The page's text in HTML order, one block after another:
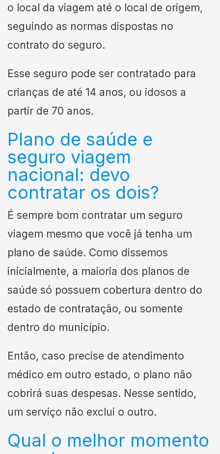
o local da viagem até o local de origem,
seguindo as normas dispostas no
contrato do seguro.
Esse seguro pode ser contratado para
crianças de até 14 anos, ou idosos a
partir de 70 anos.
Plano de saúde e
seguro viagem
nacional: devo
contratar os dois?
É sempre bom contratar um seguro
viagem mesmo que você já tenha um
plano de saúde. Como dissemos
inicialmente, a maioria dos planos de
saúde só possuem cobertura dentro do
estado de contratação, ou somente
dentro do município.
Então, caso precise de atendimento
médico em outro estado, o plano não
cobrirá suas despesas. Nesse sentido,
um serviço não exclui o outro.
Qual o melhor momento